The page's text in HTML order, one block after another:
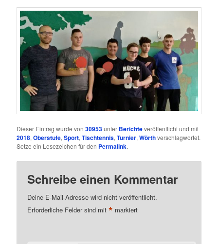
Dieser Eintrag wurde von30953unter Berichteveröffentlicht und mit
2018,Oberstufe,Sport,Tischtennis,Turnier,Wörthverschlagwortet.
Setze ein Lesezeichen für den Permalink.
Schreibe einen Kommentar
Deine E-Mail-Adresse wird nicht veröffentlicht.
Erforderliche Felder sind mit* markiert